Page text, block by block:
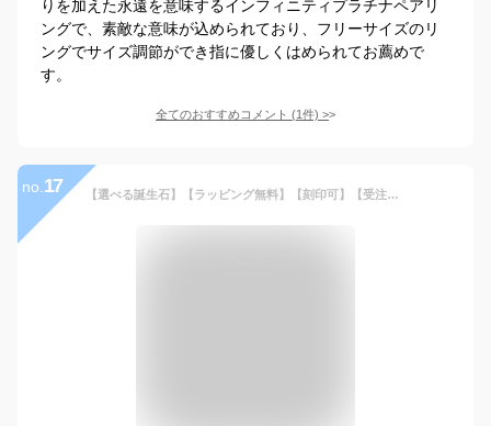
りを加えた永遠を意味するインフィニティプラチナペアリ
ングで、素敵な意味が込められており、フリーサイズのリ
ングでサイズ調節ができ指に優しくはめられてお薦めで
す。
全てのおすすめコメント (1件) >
no. 17 【選べる誕生石】【ラッピング無料】【刻印可】【受注生産】THE KISS 公式ショップ セミオーダー K10 ゴールド ペアリング オーダーメイド 偶数 レディース メンズ 単品 ペアアクセサリー カップル 人気 ブランド THEKISS 指輪 誕生石 バースデーストーン 母の日